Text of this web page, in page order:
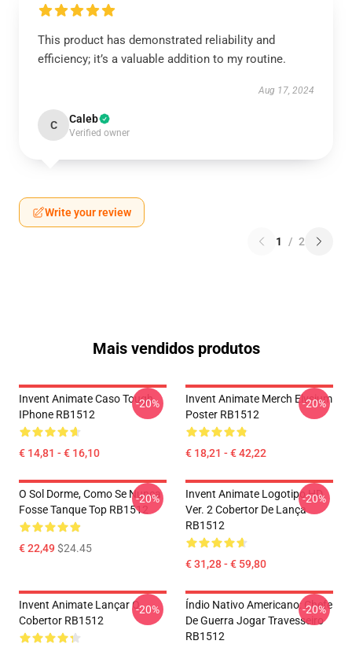
This product has demonstrated reliability and
efficiency; it’s a valuable addition to my routine.
Aug 17, 2024
C Caleb
Verified owner
Write your review
1 / 2
Mais vendidos produtos
Invent Animate Caso Tough
IPhone RB1512
€ 14,81 - € 16,10
-20%
Invent Animate Merch Elysium
Poster RB1512
€ 18,21 - € 42,22
-20%
O Sol Dorme, Como Se Nunca
Fosse Tanque Top RB1512
€ 22,49$24.45
-20%
Invent Animate Logotipo HD
Ver. 2 Cobertor De Lança
RB1512
€ 31,28 - € 59,80
-20%
Invent Animate Lançar O
Cobertor RB1512
-20%
Índio Nativo Americano: Chefe
De Guerra Jogar Travesseiro
RB1512
-20%